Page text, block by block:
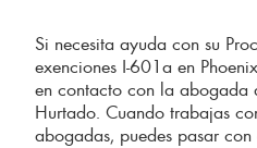
Si necesita ayuda con su
exenciones I-601a en
en contacto con la abogada
Hurtado. Cuando trabajas
abogadas, puedes pasar